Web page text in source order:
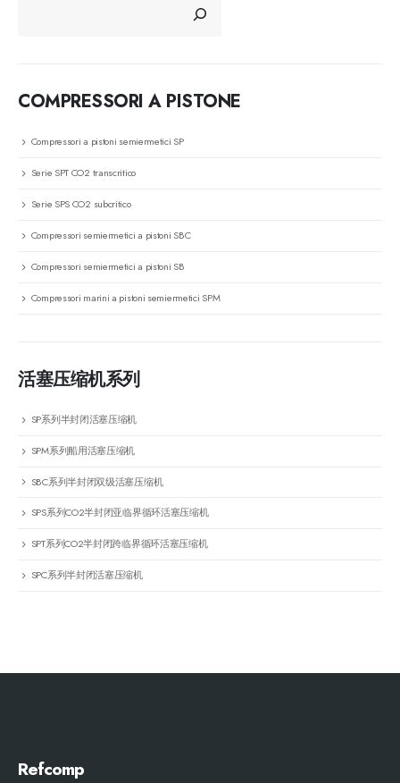
COMPRESSORI A PISTONE
Compressori a pistoni semiermetici SP
Serie SPT CO2 transcritico
Serie SPS CO2 subcritico
Compressori semiermetici a pistoni SBC
Compressori semiermetici a pistoni SB
Compressori marini a pistoni semiermetici SPM
活塞压缩机系列
SP系列半封闭活塞压缩机
SPM系列船用活塞压缩机
SBC系列半封闭双级活塞压缩机
SPS系列CO2半封闭亚临界循环活塞压缩机
SPT系列CO2半封闭跨临界循环活塞压缩机
SPC系列半封闭活塞压缩机
Refcomp